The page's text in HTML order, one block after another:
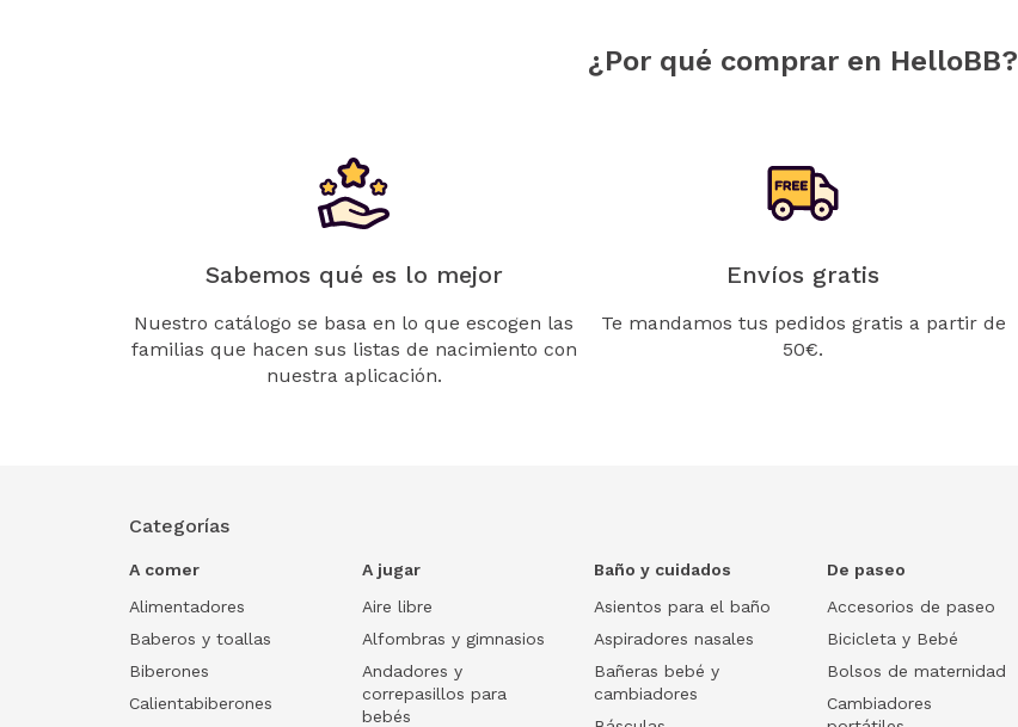
¿Por qué comprar en HelloBB?
Sabemos qué es lo mejor
Nuestro catálogo se basa en lo que escogen las
familias que hacen sus listas de nacimiento con
nuestra aplicación.
Envíos gratis
Te mandamos tus pedidos gratis a partir de
50€.
Categorías
A comer
Alimentadores
Baberos y toallas
Biberones
Calientabiberones
A jugar
Aire libre
Alfombras y gimnasios
Andadores y
correpasillos para
bebés
Baño y cuidados
Asientos para el baño
Aspiradores nasales
Bañeras bebé y
cambiadores
De paseo
Accesorios de paseo
Bicicleta y Bebé
Bolsos de maternidad
Cambiadores